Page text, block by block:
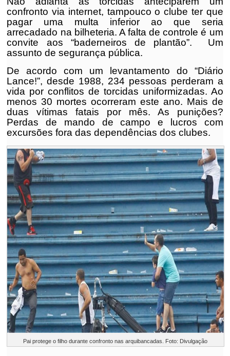
confronto via internet, tampouco o clube ter que
pagar uma multa inferior ao que seria
arrecadado na bilheteria. A falta de controle é um
convite aos “baderneiros de plantão”. Um
assunto de segurança pública.
De acordo com um levantamento do “Diário
Lance!”, desde 1988, 234 pessoas perderam a
vida por conflitos de torcidas uniformizadas. Ao
menos 30 mortes ocorreram este ano. Mais de
duas vítimas fatais por mês. As punições?
Perdas de mando de campo e lucros com
excursões fora das dependências dos clubes.
Pai protege o filho durante confronto nas arquibancadas. Foto: Divulgação